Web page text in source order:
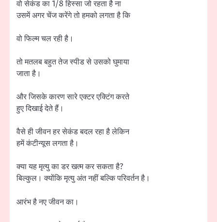
वो सेकंड का 1/8 हिस्सा जो रहता है ना
उसमें अगर चेंज करेंगे तो हमको लगता है कि
वो फिल्म चल रही है।
तो मतलब बहुत तेज स्पीड से उसको घुमाया
जाता है।
और जिसके कारण सारे एक्टर एक्टिंग करते
हुए दिखाई देते हैं।
वैसे ही जीवन हर सेकंड बदल रहा है लेकिन
हमें कंटीन्यूस लगता है।
क्या यह मृत्यु का डर खत्म कर सकता है?
बिल्कुल। क्योंकि मृत्यु अंत नहीं बल्कि परिवर्तन है।
आरंभ है नए जीवन का।